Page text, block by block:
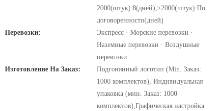
2000(штук):8(дней),>2000(штук):По
договоренности(дней)
Перевозки:
Экспресс · Морские перевозки ·
Наземные перевозки · Воздушные
перевозки
Изготовление На Заказ:
Подгонянный логотип (Min. Заказ:
1000 комплектов), Индивидуальная
упаковка (мин. Заказ: 1000
комплектов),Графическая настройка